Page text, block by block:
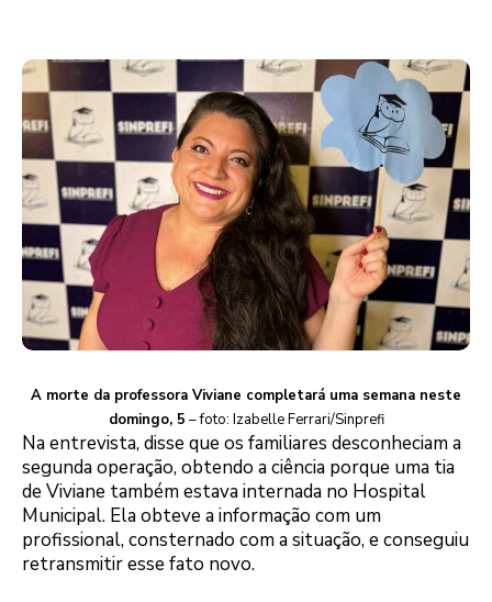
A morte da professora Viviane completará uma semana neste
domingo, 5 – foto: Izabelle Ferrari/Sinprefi
Na entrevista, disse que os familiares desconheciam a
segunda operação, obtendo a ciência porque uma tia
de Viviane também estava internada no Hospital
Municipal. Ela obteve a informação com um
profissional, consternado com a situação, e conseguiu
retransmitir esse fato novo.